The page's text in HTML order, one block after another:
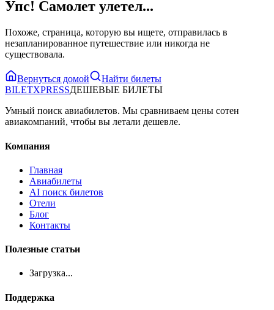
Упс! Самолет улетел...
Похоже, страница, которую вы ищете, отправилась в
незапланированное путешествие или никогда не
существовала.
Вернуться домой
Найти билеты
BILETXPRESSДЕШЕВЫЕ БИЛЕТЫ
Умный поиск авиабилетов. Мы сравниваем цены сотен
авиакомпаний, чтобы вы летали дешевле.
Компания
Главная
Авиабилеты
AI поиск билетов
Отели
Блог
Контакты
Полезные статьи
Загрузка...
Поддержка